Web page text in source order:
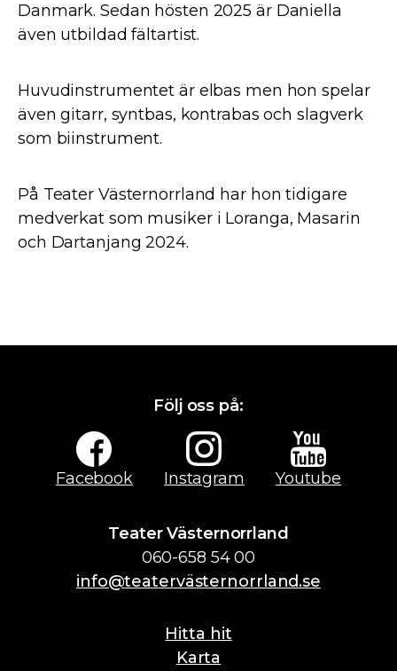
Danmark. Sedan hösten 2025 är Daniella
även utbildad fältartist.
Huvudinstrumentet är elbas men hon spelar
även gitarr, syntbas, kontrabas och slagverk
som biinstrument.
På Teater Västernorrland har hon tidigare
medverkat som musiker i Loranga, Masarin
och Dartanjang 2024.
Teater Västernorrland
060-658 54 00
info@teatervästernorrland.se
Hitta hit
Karta
Följ oss på:
Facebook Instagram Youtube